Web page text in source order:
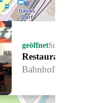
geöffnetSchliesst
Restaurant
Bahnhofstrasse